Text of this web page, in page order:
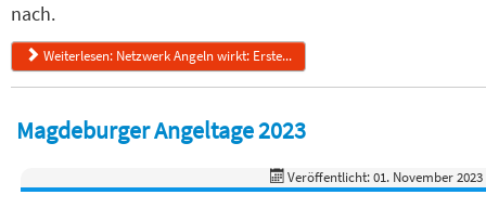
nach.
Weiterlesen: Netzwerk Angeln wirkt: Erste...
Magdeburger Angeltage 2023
Veröffentlicht: 01. November 2023